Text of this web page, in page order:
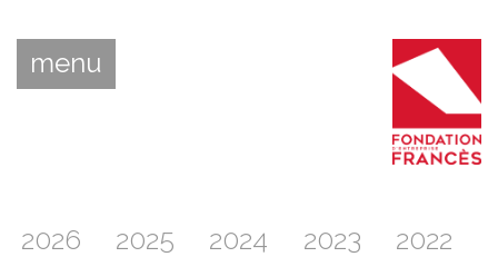
menu
2026 2025 2024 2023
2022